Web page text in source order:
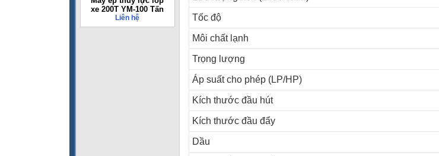
xe 200T YM-100 Tấn
Liên hệ Tốc độ
Môi chất lạnh
Trọng lượng
Áp suất cho phép (LP/HP)
Kích thước đầu hút
Kích thước đầu đẩy
Dầu